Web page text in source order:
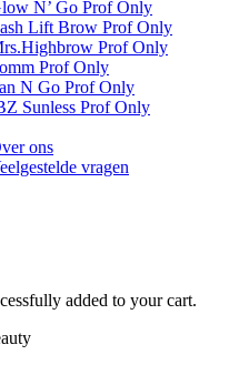
N’ Go Prof Only
Lift Brow Prof Only
Prof Only
Prof Only
N Go Prof Only
Sunless Prof Only
ons
vragen
added to your cart.